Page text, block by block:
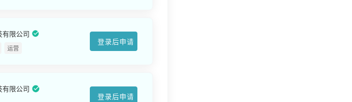
限公司
运营
登录后申请
限公司
登录后申请